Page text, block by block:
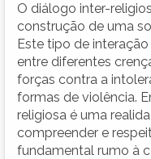
O diálogo inter-
construção de uma
Este tipo de
entre diferentes
forças contra a
formas de violência.
religiosa é uma
compreender e
fundamental rumo à